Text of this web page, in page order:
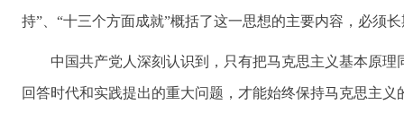
持”、“十三个方面成就”概括了这一思想的主要内容，必须
中国共产党人深刻认识到，只有把马克思主义基本原
回答时代和实践提出的重大问题，才能始终保持马克思主义